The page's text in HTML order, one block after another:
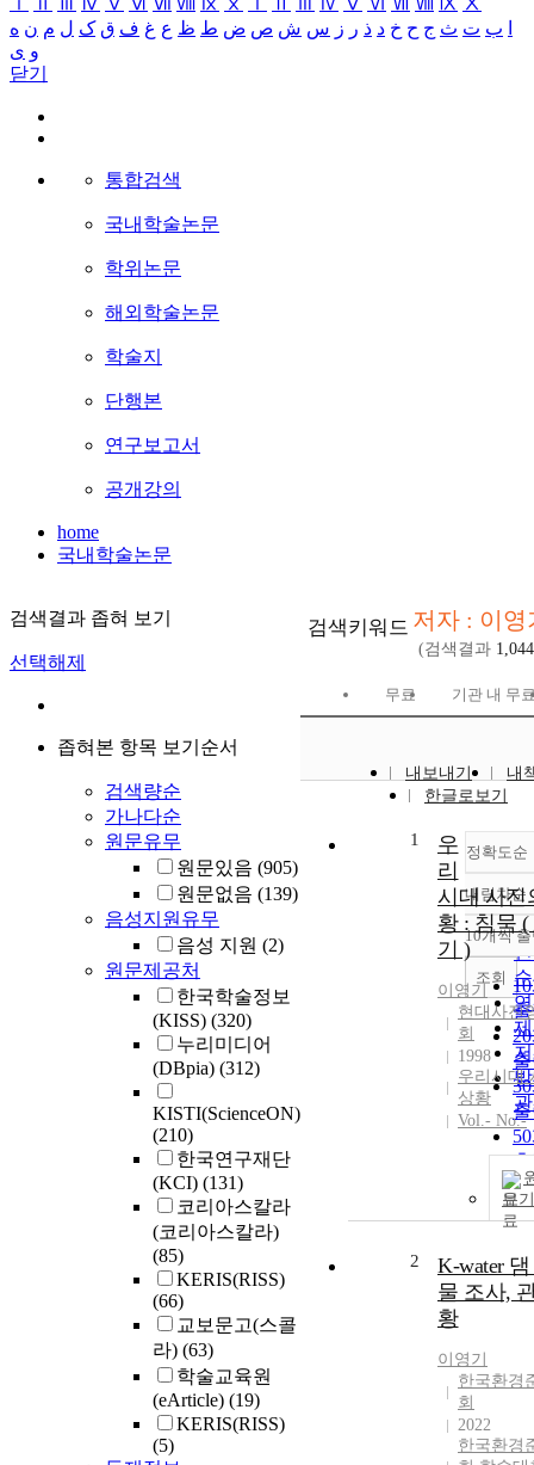
ب ت ث ج ح خ د ذ ر ز س ش ص ض ط ظ ع غ ف ق ک ل م ن ه
و ی
닫기
통합검색
국내학술논문
학위논문
해외학술논문
학술지
단행본
연구보고서
공개강의
home
국내학술논문
검색결과 좁혀 보기
선택해제
좁혀본 항목 보기순서
검색량순
가나다순
원문유무
원문있음 (905)
원문없음 (139)
음성지원유무
음성 지원 (2)
원문제공처
한국학술정보
(KISS) (320)
누리미디어
(DBpia) (312)
KISTI(ScienceON)
(210)
한국연구재단
(KCI) (131)
코리아스칼라
(코리아스칼라)
(85)
KERIS(RISS)
(66)
교보문고(스콜
라) (63)
학술교육원
(eArticle) (19)
KERIS(RISS)
(5)
검색키워드 저자 : 이영
(검색결과 1,044
무료 기관 내 무
내보내기
내
한글로보기
정확도순
순
순
내림차순
10개씩
조회
1
우
리
시대 사진
황 : 침묵 (
기 )
이영기
현대사진
회
1998
우리시대
상황
Vol.- No.-
보기
2
K-water
물 조사,
황
이영기
한국환경
회
2022
한국환경